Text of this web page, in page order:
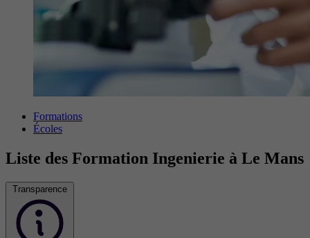
Formations
Écoles
Liste des Formation Ingenierie à Le Mans
Transparence